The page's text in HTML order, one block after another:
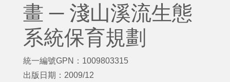
畫 ─ 淺山溪流生態
系統保育規劃
統一編號GPN：1009803315
出版日期：2009/12